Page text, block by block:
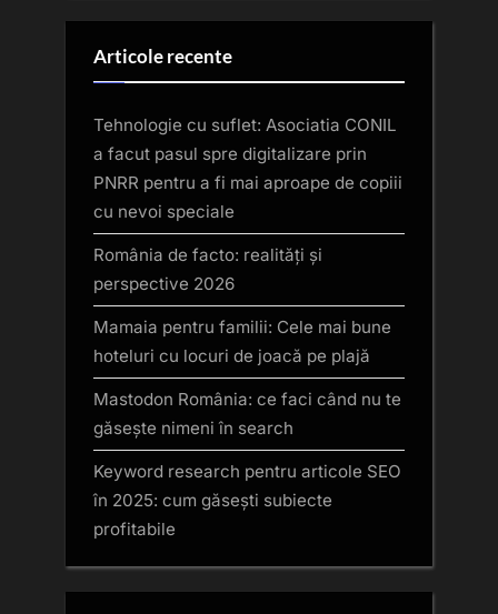
Articole recente
Tehnologie cu suflet: Asociatia CONIL
a facut pasul spre digitalizare prin
PNRR pentru a fi mai aproape de copiii
cu nevoi speciale
România de facto: realități și
perspective 2026
Mamaia pentru familii: Cele mai bune
hoteluri cu locuri de joacă pe plajă
Mastodon România: ce faci când nu te
găsește nimeni în search
Keyword research pentru articole SEO
în 2025: cum găsești subiecte
profitabile